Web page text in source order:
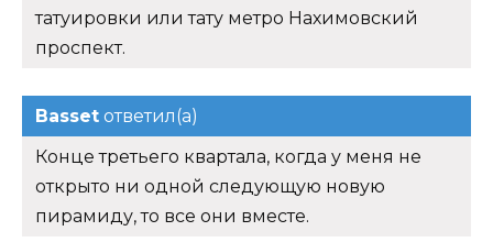
татуировки или тату метро Нахимовский
проспект.
Basset ответил(а)
Конце третьего квартала, когда у меня не
открыто ни одной следующую новую
пирамиду, то все они вместе.